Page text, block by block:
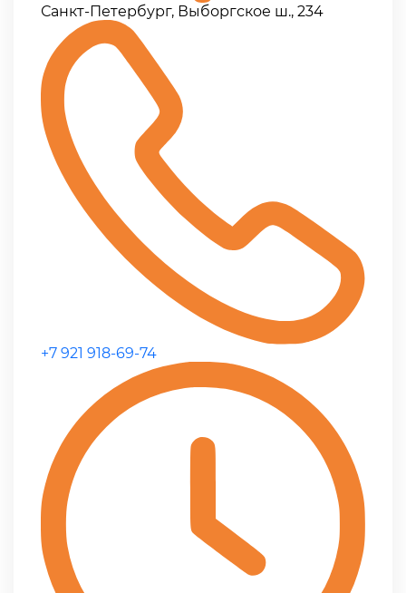
Санкт-Петербург, Выборгское ш., 234
+7 921 918-69-74